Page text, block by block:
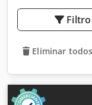
Filtro
Eliminar